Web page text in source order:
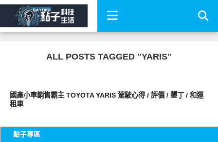
ALL POSTS TAGGED "YARIS"
國產小車銷售霸主 TOYOTA YARIS 駕駛心得 / 評價 / 墾丁 / 和運
租車
點子專區